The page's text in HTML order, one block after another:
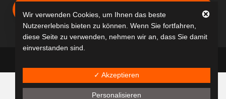
Gratis Anmelden
Wir verwenden Cookies, um Ihnen das beste
Nutzererlebnis bieten zu können. Wenn Sie fortfahren,
diese Seite zu verwenden, nehmen wir an, dass Sie damit
einverstanden sind.
✓ Akzeptieren
Personalisieren